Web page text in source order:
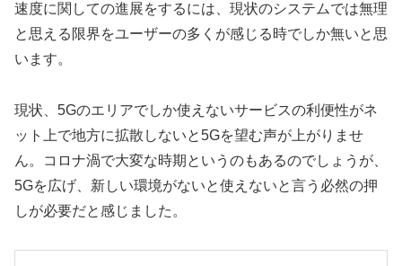
速度に関しての進展をするには、現状のシステムでは無理
と思える限界をユーザーの多くが感じる時でしか無いと思
います。
現状、5Gのエリアでしか使えないサービスの利便性がネ
ット上で地方に拡散しないと5Gを望む声が上がりませ
ん。コロナ渦で大変な時期というのもあるのでしょうが、
5Gを広げ、新しい環境がないと使えないと言う必然の押
しが必要だと感じました。